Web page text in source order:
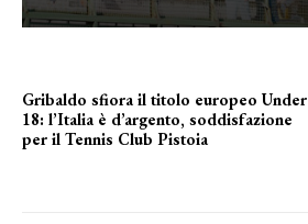
Gribaldo sfiora il titolo europeo Under
18: l’Italia è d’argento, soddisfazione
per il Tennis Club Pistoia